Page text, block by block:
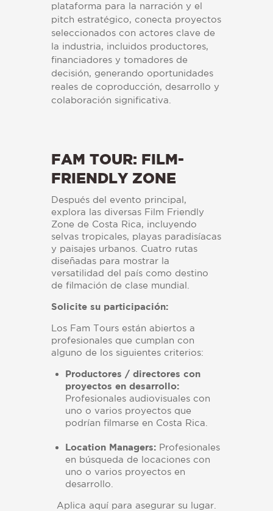
plataforma para la narración y el
pitch estratégico, conecta proyectos
seleccionados con actores clave de
la industria, incluidos productores,
financiadores y tomadores de
decisión, generando oportunidades
reales de coproducción, desarrollo y
colaboración significativa.
FAM TOUR: FILM-
FRIENDLY ZONE
Después del evento principal,
explora las diversas Film Friendly
Zone de Costa Rica, incluyendo
selvas tropicales, playas paradisíacas
y paisajes urbanos. Cuatro rutas
diseñadas para mostrar la
versatilidad del país como destino
de filmación de clase mundial.
Solicite su participación:
Los Fam Tours están abiertos a
profesionales que cumplan con
alguno de los siguientes criterios:
Productores / directores con
proyectos en desarrollo:
Profesionales audiovisuales con
uno o varios proyectos que
podrían filmarse en Costa Rica.
Location Managers:Profesionales
en búsqueda de locaciones con
uno o varios proyectos en
desarrollo.
Aplica aquí para asegurar su lugar.